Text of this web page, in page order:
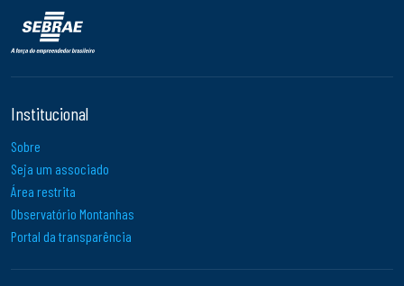
Institucional
Sobre
Seja um associado
Área restrita
Observatório Montanhas
Portal da transparência